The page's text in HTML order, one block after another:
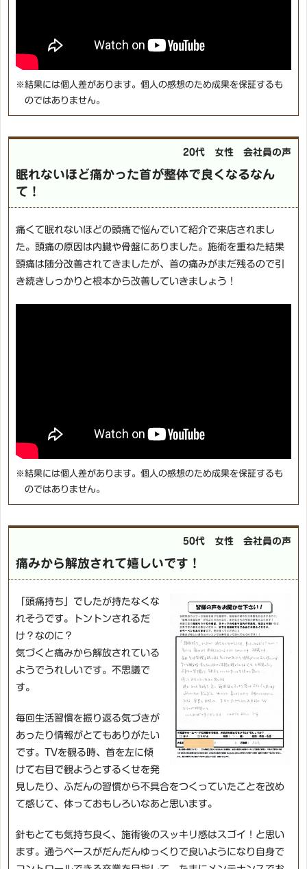
※結果には個人差があります。個人の感想のため成果を保証するも
のではありません。
20代 女性 会社員の声
眠れないほど痛かった首が整体で良くなるなん
て！
痛くて眠れないほどの頭痛で悩んでいて紹介で来店されまし
た。頭痛の原因は内臓や骨盤にありました。施術を重ねた結果
頭痛は随分改善されてきましたが、首の痛みがまだ残るので引
き続きしっかりと根本から改善していきましょう！
※結果には個人差があります。個人の感想のため成果を保証するも
のではありません。
50代 女性 会社員の声
痛みから解放されて嬉しいです！
「頭痛持ち」でしたが持たなくな
れそうです。トントンされるだ
け？なのに？
気づくと痛みから解放されている
ようでうれしいです。不思議で
す。
毎回生活習慣を振り返る気づきが
あったり情報がとてもありがたい
です。TVを観る時、首を左に傾
けて右目で観ようとするくせを発
見したり、ふだんの習慣から不具合をつくっていたことを改め
て感じて、体っておもしろいなあと思います。
針もとても気持ち良く、施術後のスッキリ感はスゴイ！と思い
ます。通うペースがだんだんゆっくりで良いようになり自身で